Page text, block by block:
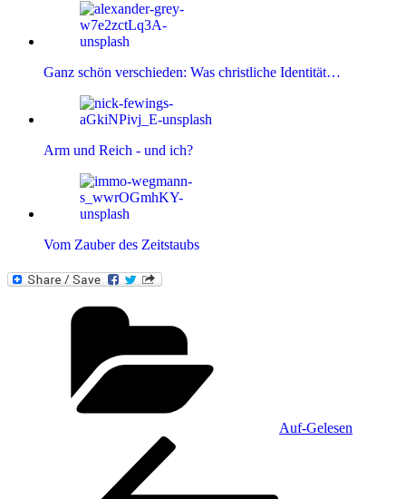
Ganz schön verschieden: Was christliche Identität…
Arm und Reich - und ich?
Vom Zauber des Zeitstaubs
Auf-Gelesen
Beitragsnavigation